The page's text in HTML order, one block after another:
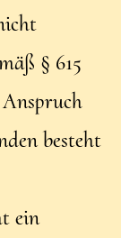
§ 615
besteht
ein